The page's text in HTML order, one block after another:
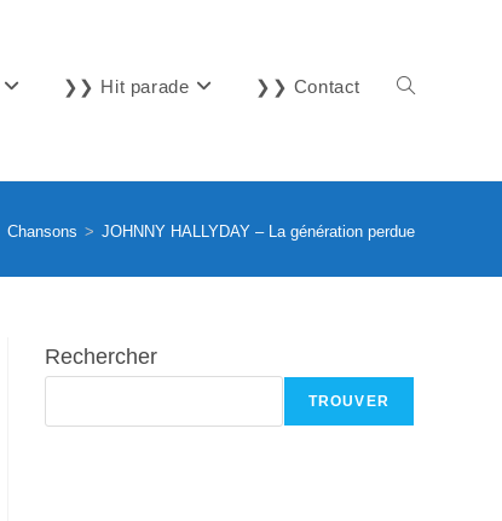
❯❯ Hit parade ❯❯ Contact Toggle
Chansons > JOHNNY HALLYDAY – La génération perdue
Rechercher
TROUVER